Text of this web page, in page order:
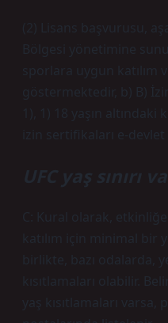
(2) Lisans başvurusu,
Bölgesi yönetimine
sporlara uygun katılım
göstermektedir, b) B)
1), 1) 18 yaşın
izin sertifikaları e-
UFC yaş sınırı
C: Kural olarak,
katılım için minimal bir
birlikte, bazı odalarda,
kısıtlamaları olabilir.
yaş kısıtlamaları